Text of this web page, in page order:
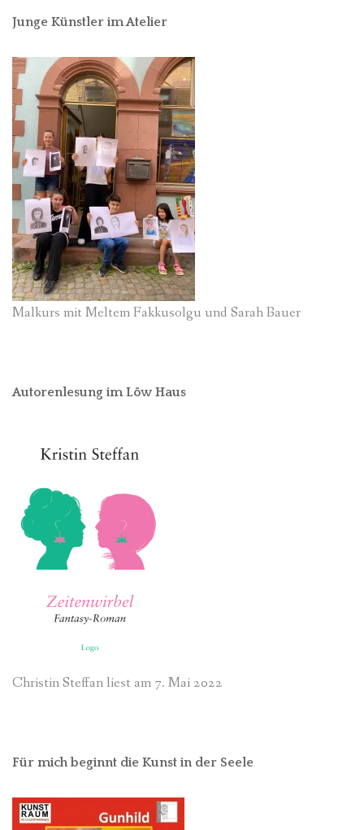
Junge Künstler im Atelier
Malkurs mit Meltem Fakkusolgu und Sarah Bauer
Autorenlesung im Löw Haus
Christin Steffan liest am 7. Mai 2022
Für mich beginnt die Kunst in der Seele